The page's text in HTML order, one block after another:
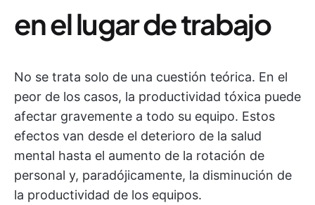
en el lugar de trabajo
No se trata solo de una cuestión teórica. En el
peor de los casos, la productividad tóxica puede
afectar gravemente a todo su equipo. Estos
efectos van desde el deterioro de la salud
mental hasta el aumento de la rotación de
personal y, paradójicamente, la disminución de
la productividad de los equipos.